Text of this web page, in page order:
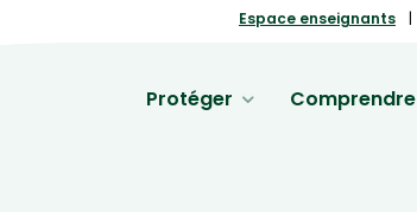
Espace enseignants
Protéger Comprendre